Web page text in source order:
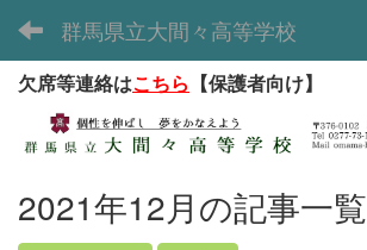
群馬県立大間々高等学校
欠席等連絡はこちら 【保護者向け】
2021年12月の記事一覧